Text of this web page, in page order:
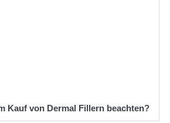
Kauf von Dermal Fillern beachten?